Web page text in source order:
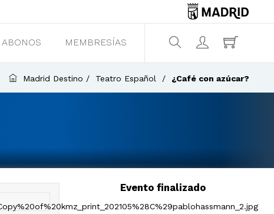
ABONOS MEMBRESÍAS ¿Qué estás buscando?
Madrid Destino Teatro Español ¿Café con azúcar?
Evento finalizado